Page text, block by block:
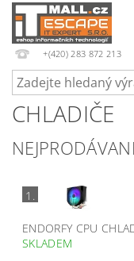
+(420) 283 872 213
CHLADIČE
1.
ENDORFY CPU
SKLADEM